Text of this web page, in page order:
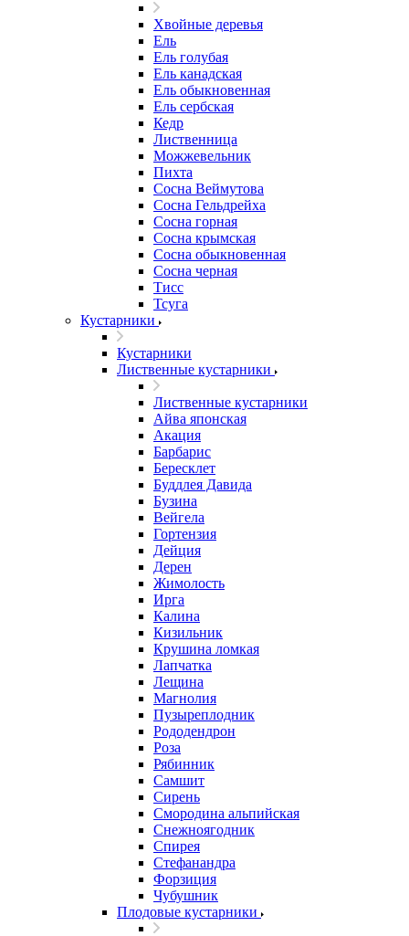
Хвойные деревья
Ель
Ель голубая
Ель канадская
Ель обыкновенная
Ель сербская
Кедр
Лиственница
Можжевельник
Пихта
Сосна Веймутова
Сосна Гельдрейха
Сосна горная
Сосна крымская
Сосна обыкновенная
Сосна черная
Тисс
Тсуга
Кустарники
Кустарники
Лиственные кустарники
Лиственные кустарники
Айва японская
Акация
Барбарис
Бересклет
Буддлея Давида
Бузина
Вейгела
Гортензия
Дейция
Дерен
Жимолость
Ирга
Калина
Кизильник
Крушина ломкая
Лапчатка
Лещина
Магнолия
Пузыреплодник
Рододендрон
Роза
Рябинник
Самшит
Сирень
Смородина альпийская
Снежноягодник
Спирея
Стефанандра
Форзиция
Чубушник
Плодовые кустарники